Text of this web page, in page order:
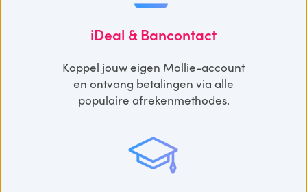
iDeal & Bancontact
Koppel jouw eigen Mollie-account
en ontvang betalingen via alle
populaire afrekenmethodes.